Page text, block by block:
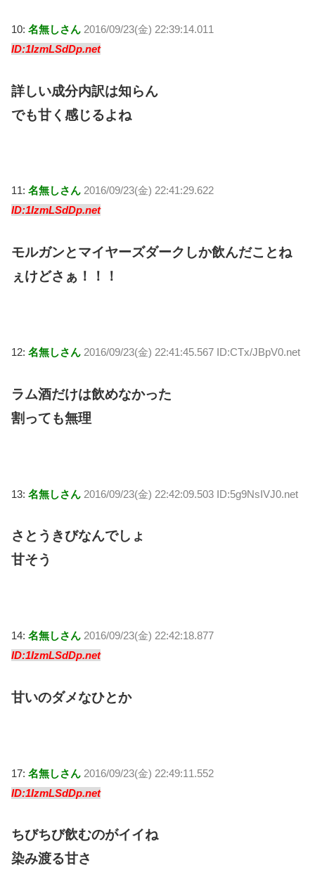
10: 名無しさん 2016/09/23(金) 22:39:14.011
ID:1IzmLSdDp.net
詳しい成分内訳は知らん
でも甘く感じるよね
11: 名無しさん 2016/09/23(金) 22:41:29.622
ID:1IzmLSdDp.net
モルガンとマイヤーズダークしか飲んだことね
ぇけどさぁ！！！
12: 名無しさん 2016/09/23(金) 22:41:45.567 ID:CTx/JBpV0.net
ラム酒だけは飲めなかった
割っても無理
13: 名無しさん 2016/09/23(金) 22:42:09.503 ID:5g9NsIVJ0.net
さとうきびなんでしょ
甘そう
14: 名無しさん 2016/09/23(金) 22:42:18.877
ID:1IzmLSdDp.net
甘いのダメなひとか
17: 名無しさん 2016/09/23(金) 22:49:11.552
ID:1IzmLSdDp.net
ちびちび飲むのがイイね
染み渡る甘さ